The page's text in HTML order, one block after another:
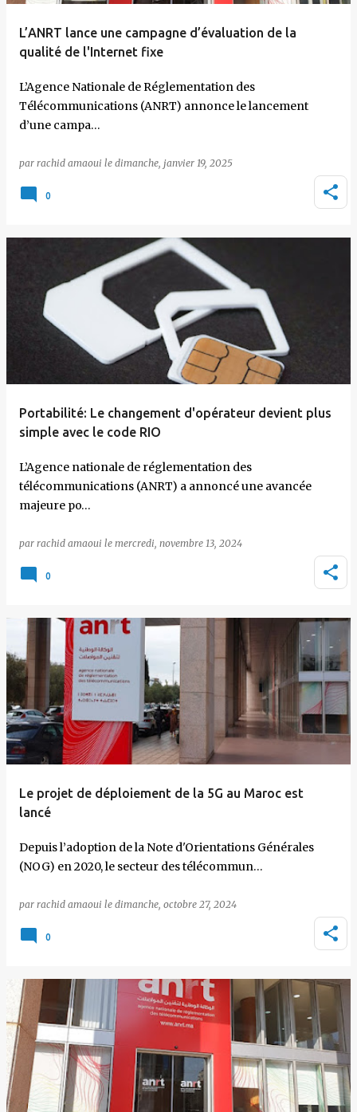
L’ANRT lance une campagne d’évaluation de la
qualité de l'Internet fixe
L’Agence Nationale de Réglementation des
Télécommunications (ANRT) annonce le lancement
d’une campa…
par rachid amaoui le dimanche, janvier 19, 2025
0
Portabilité: Le changement d'opérateur devient plus
simple avec le code RIO
L’Agence nationale de réglementation des
télécommunications (ANRT) a annoncé une avancée
majeure po…
par rachid amaoui le mercredi, novembre 13, 2024
0
Le projet de déploiement de la 5G au Maroc est
lancé
Depuis l’adoption de la Note d'Orientations Générales
(NOG) en 2020, le secteur des télécommun…
par rachid amaoui le dimanche, octobre 27, 2024
0